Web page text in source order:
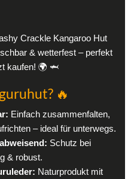
Crackle Kangaroo Hut
& wetterfest – perfekt
kaufen! 🌍 🦈
🔥
Einfach zusammenfalten,
– ideal für unterwegs.
Schutz bei
& robust.
Naturprodukt mit